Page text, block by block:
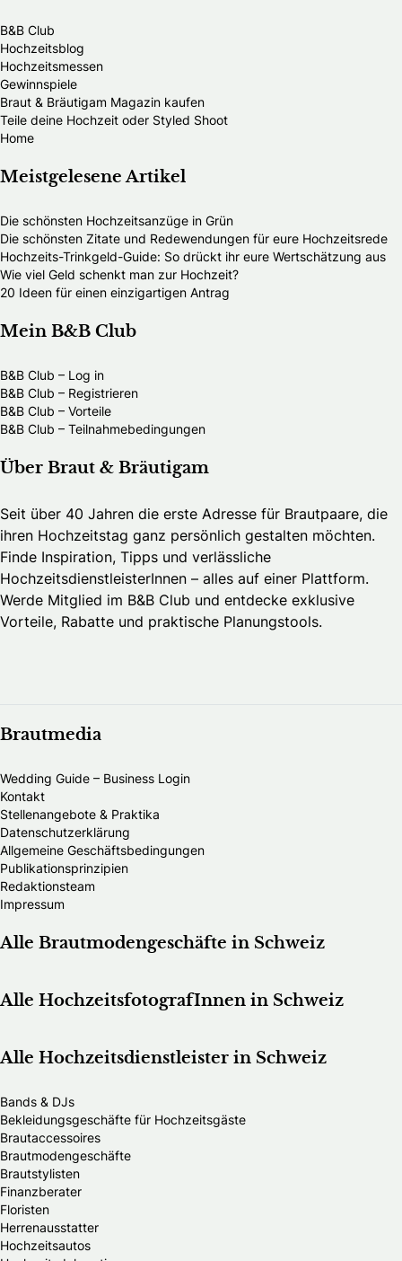
B&B Club
Hochzeitsblog
Hochzeitsmessen
Gewinnspiele
Braut & Bräutigam Magazin kaufen
Teile deine Hochzeit oder Styled Shoot
Home
Meistgelesene Artikel
Die schönsten Hochzeitsanzüge in Grün
Die schönsten Zitate und Redewendungen für eure Hochzeitsrede
Hochzeits-Trinkgeld-Guide: So drückt ihr eure Wertschätzung aus
Wie viel Geld schenkt man zur Hochzeit?
20 Ideen für einen einzigartigen Antrag
Mein B&B Club
B&B Club – Log in
B&B Club – Registrieren
B&B Club – Vorteile
B&B Club – Teilnahmebedingungen
Über Braut & Bräutigam
Seit über 40 Jahren die erste Adresse für Brautpaare, die
ihren Hochzeitstag ganz persönlich gestalten möchten.
Finde Inspiration, Tipps und verlässliche
HochzeitsdienstleisterInnen – alles auf einer Plattform.
Werde Mitglied im B&B Club und entdecke exklusive
Vorteile, Rabatte und praktische Planungstools.
Brautmedia
Wedding Guide – Business Login
Kontakt
Stellenangebote & Praktika
Datenschutzerklärung
Allgemeine Geschäftsbedingungen
Publikationsprinzipien
Redaktionsteam
Impressum
Alle Brautmodengeschäfte in Schweiz
Alle HochzeitsfotografInnen in Schweiz
Alle Hochzeitsdienstleister in Schweiz
Bands & DJs
Bekleidungsgeschäfte für Hochzeitsgäste
Brautaccessoires
Brautmodengeschäfte
Brautstylisten
Finanzberater
Floristen
Herrenausstatter
Hochzeitsautos